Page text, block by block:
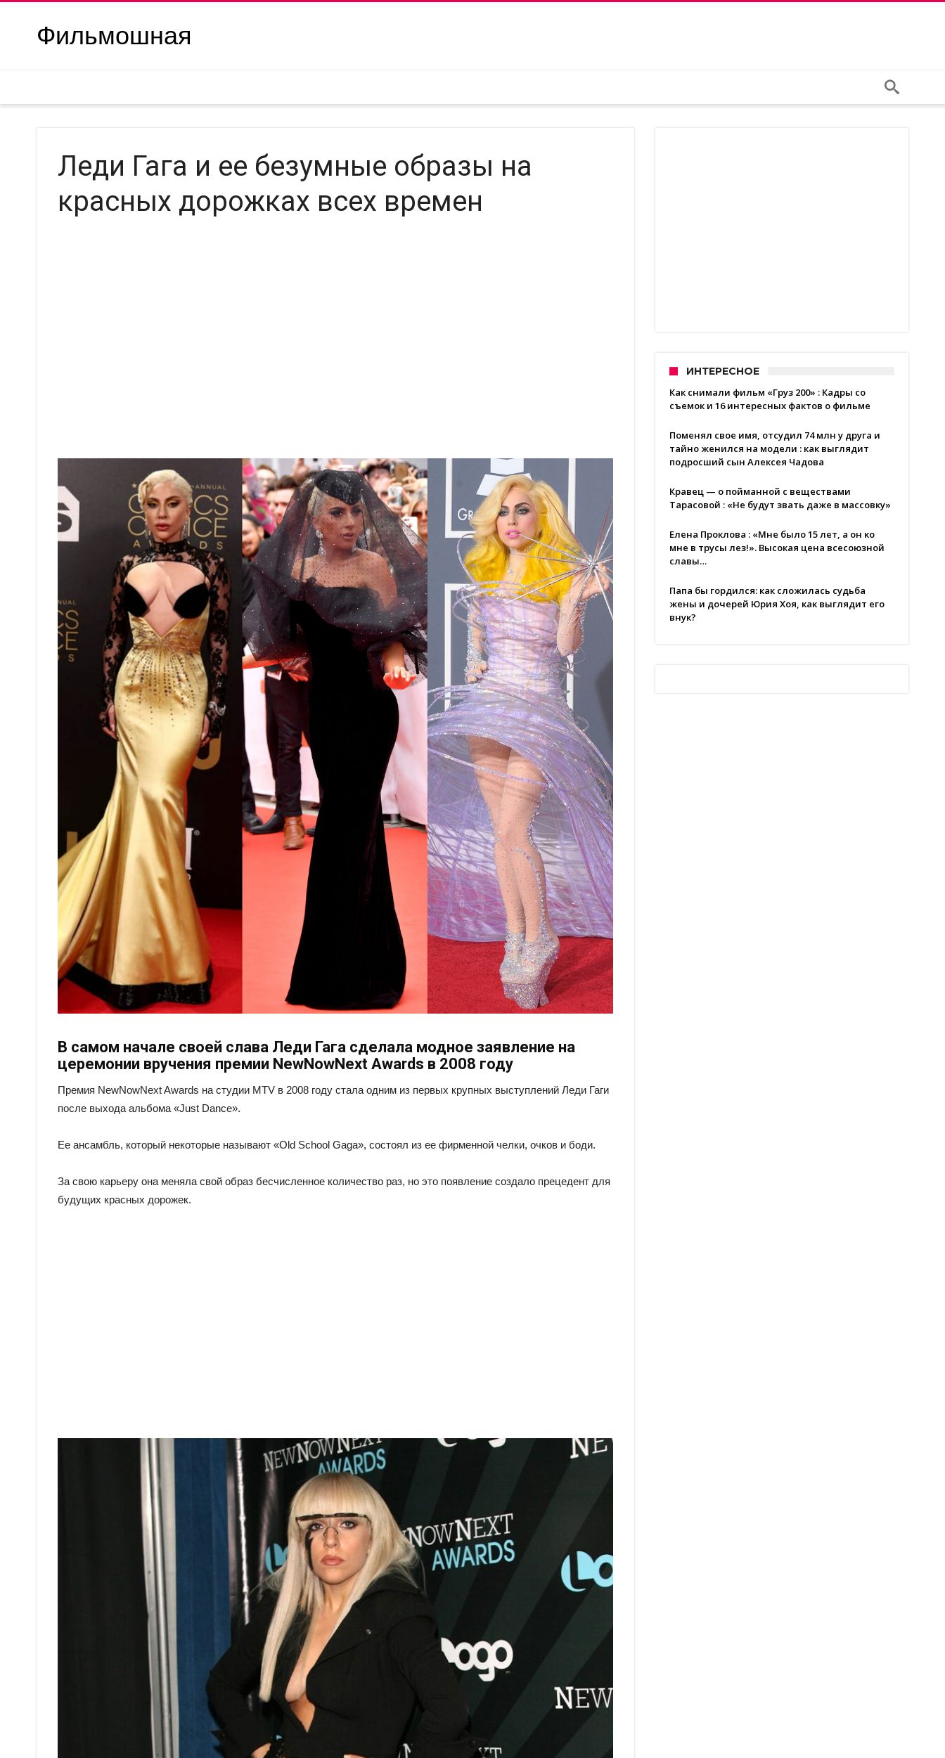
Фильмошная
Леди Гага и ее безумные образы на
красных дорожках всех времен
В самом начале своей слава Леди Гага сделала модное заявление на
церемонии вручения премии NewNowNext Awards в 2008 году
Премия NewNowNext Awards на студии MTV в 2008 году стала одним из первых крупных выступлений Леди Гаги
после выхода альбома «Just Dance».
Ее ансамбль, который некоторые называют «Old School Gaga», состоял из ее фирменной челки, очков и боди.
За свою карьеру она меняла свой образ бесчисленное количество раз, но это появление создало прецедент для
будущих красных дорожек.
ИНТЕРЕСНОЕ
Как снимали фильм «Груз 200» : Кадры со
съемок и 16 интересных фактов о фильме
Поменял свое имя, отсудил 74 млн у друга и
тайно женился на модели : как выглядит
подросший сын Алексея Чадова
Кравец — о пойманной с веществами
Тарасовой : «Не будут звать даже в массовку»
Елена Проклова : «Мне было 15 лет, а он ко
мне в трусы лез!». Высокая цена всесоюзной
славы…
Папа бы гордился: как сложилась судьба
жены и дочерей Юрия Хоя, как выглядит его
внук?